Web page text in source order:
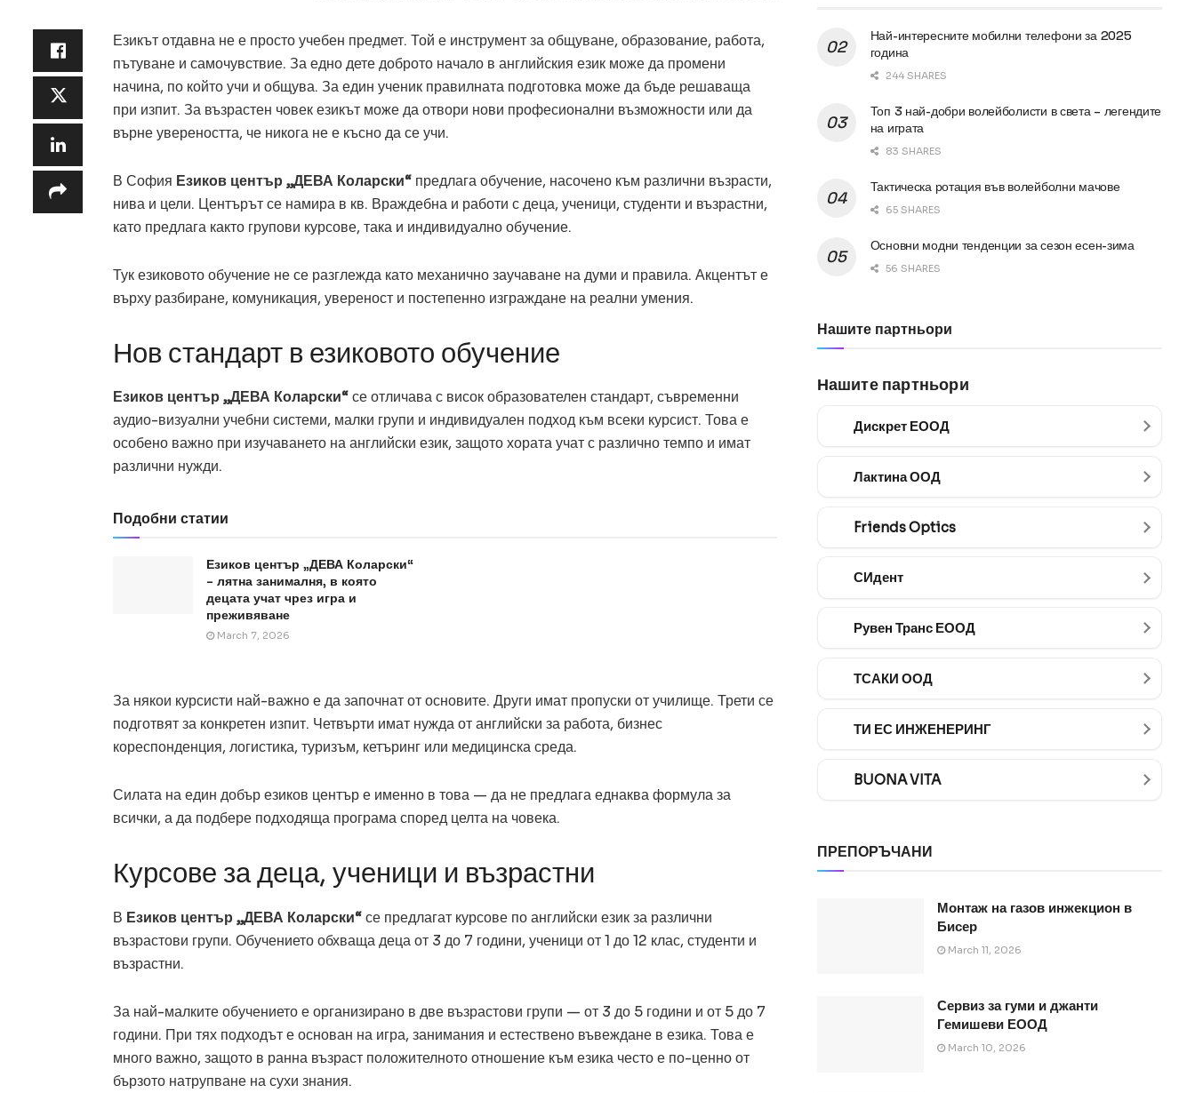
Езикът отдавна не е просто учебен предмет. Той е инструмент за общуване, образование, работа,
пътуване и самочувствие. За едно дете доброто начало в английския език може да промени
начина, по който учи и общува. За един ученик правилната подготовка може да бъде решаваща
при изпит. За възрастен човек езикът може да отвори нови професионални възможности или да
върне увереността, че никога не е късно да се учи.
В София Езиков център „ДЕВА Коларски“ предлага обучение, насочено към различни възрасти,
нива и цели. Центърът се намира в кв. Враждебна и работи с деца, ученици, студенти и възрастни,
като предлага както групови курсове, така и индивидуално обучение.
Тук езиковото обучение не се разглежда като механично заучаване на думи и правила. Акцентът е
върху разбиране, комуникация, увереност и постепенно изграждане на реални умения.
Нов стандарт в езиковото обучение
Езиков център „ДЕВА Коларски“се отличава с висок образователен стандарт, съвременни
аудио-визуални учебни системи, малки групи и индивидуален подход към всеки курсист. Това е
особено важно при изучаването на английски език, защото хората учат с различно темпо и имат
различни нужди.
Подобни статии
Езиков център „ДЕВА Коларски“
– лятна занималня, в която
децата учат чрез игра и
преживяване
March 7, 2026
За някои курсисти най-важно е да започнат от основите. Други имат пропуски от училище. Трети се
подготвят за конкретен изпит. Четвърти имат нужда от английски за работа, бизнес
кореспонденция, логистика, туризъм, кетъринг или медицинска среда.
Силата на един добър езиков център е именно в това — да не предлага еднаква формула за
всички, а да подбере подходяща програма според целта на човека.
Курсове за деца, ученици и възрастни
В Езиков център „ДЕВА Коларски“се предлагат курсове по английски език за различни
възрастови групи. Обучението обхваща деца от 3 до 7 години, ученици от 1 до 12 клас, студенти и
възрастни.
За най-малките обучението е организирано в две възрастови групи — от 3 до 5 години и от 5 до 7
години. При тях подходът е основан на игра, занимания и естествено въвеждане в езика. Това е
много важно, защото в ранна възраст положителното отношение към езика често е по-ценно от
бързото натрупване на сухи знания.
Най-интересните мобилни телефони за 2025
година
244 SHARES
Топ 3 най-добри волейболисти в света – легендите
на играта
83 SHARES
Тактическа ротация във волейболни мачове
65 SHARES
Основни модни тенденции за сезон есен-зима
56 SHARES
Нашите партньори
Нашите партньори
Дискрет ЕООД
Лактина ООД
Friends Optics
СИдент
Рувен Транс ЕООД
ТСАКИ ООД
ТИ ЕС ИНЖЕНЕРИНГ
BUONA VITA
ПРЕПОРЪЧАНИ
Монтаж на газов инжекцион в
Бисер
March 11, 2026
Сервиз за гуми и джанти
Гемишеви ЕООД
March 10, 2026